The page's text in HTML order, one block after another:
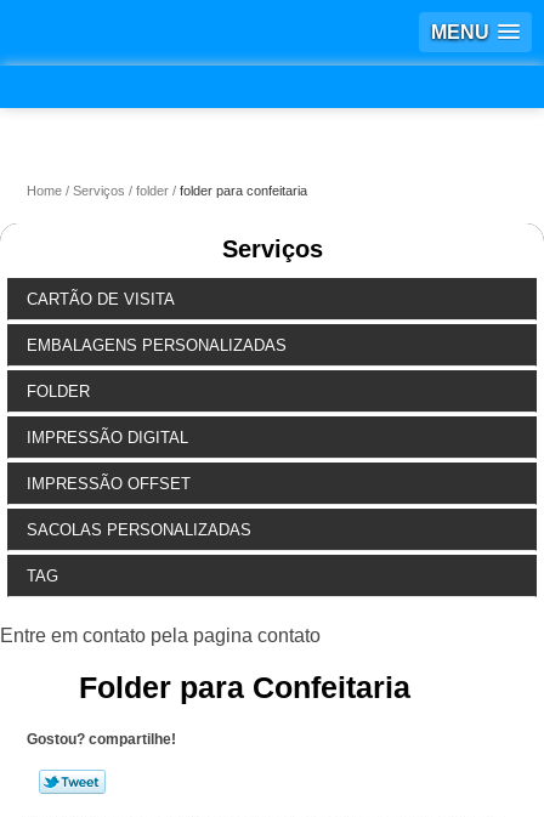
MENU
Home Serviços folder folder para confeitaria
Serviços
CARTÃO DE VISITA
EMBALAGENS PERSONALIZADAS
FOLDER
IMPRESSÃO DIGITAL
IMPRESSÃO OFFSET
SACOLAS PERSONALIZADAS
TAG
Folder para Confeitaria
Gostou? compartilhe!